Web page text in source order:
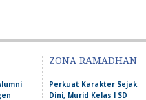
ZONA RAMADHAN
Perkuat Karakter Sejak
Dini, Murid Kelas I SD